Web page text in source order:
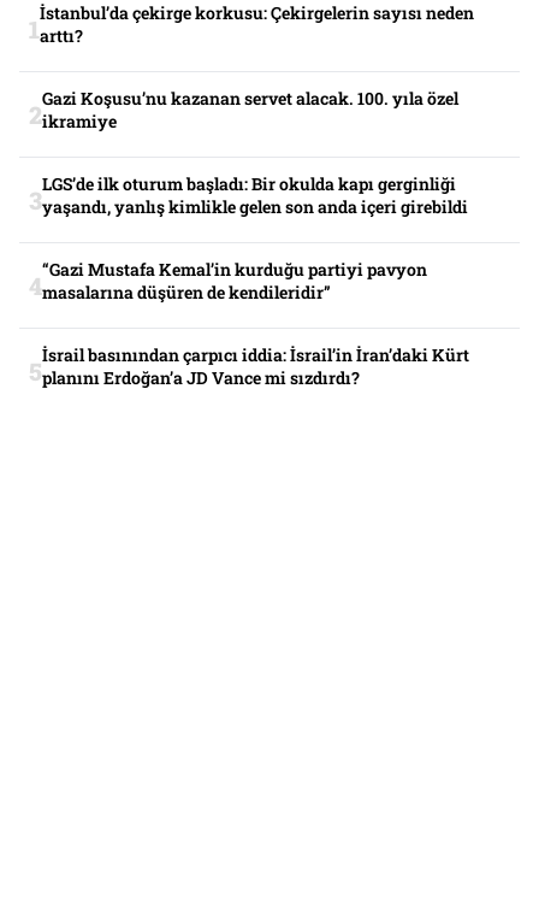
İstanbul’da çekirge korkusu: Çekirgelerin sayısı neden
arttı?
Gazi Koşusu’nu kazanan servet alacak. 100. yıla özel
ikramiye
LGS’de ilk oturum başladı: Bir okulda kapı gerginliği
yaşandı, yanlış kimlikle gelen son anda içeri girebildi
“Gazi Mustafa Kemal’in kurduğu partiyi pavyon
masalarına düşüren de kendileridir”
İsrail basınından çarpıcı iddia: İsrail’in İran’daki Kürt
planını Erdoğan’a JD Vance mi sızdırdı?